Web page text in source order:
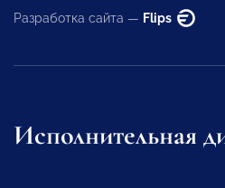
Разработка сайта — Flips
Исполнительная